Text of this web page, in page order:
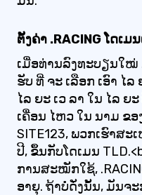
ຕັ້ງຄ່າ .RACING ໂດເ
ເມື່ອທ່ານລົງທະບຽນໃໝ່
ຮັບ ທີ່ ຈະ ເລືອກ ເອົາ ໄ
ໄລ ຍະ ເວ ລາ ໃນ ໄລ ຍ
ເຄື່ອນ ໄຫວ ໃນ ນາມ ຂອ
SITE123, ພວກເຮົາສະ
ປີ, ຂຶ້ນກັບໂດເມນ
ການສະໝັກໃຊ້,
ອາຍຸ. ຖ້າບໍ່ດັ່ງນັ້ນ, ມັນຈ